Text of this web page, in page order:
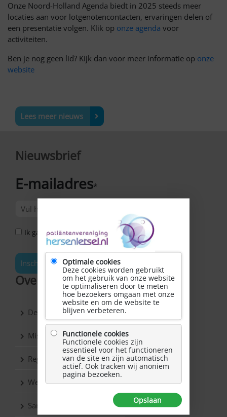
Onze Noord-Holland Agenda biedt in 2025 steeds meer
locaties aan voor lotgenotencontacten, ervaringen delen of
een presentatie volgen. Klik op onze agenda voor
activiteiten.
Ben je nog geen lid? Kijk dan voor meer informatie op onze
website
Lees meer nieuws
Nieuwsbrief
E-mailadres*
Ik ga akkoord met het Privacy Statement *
Inschrijven
Over Hersenletsel.nl
De vereniging
Missie & Visie
Regio’s
Werkgroepen
Samenwerkingspartners
Optimale cookies
Deze cookies worden gebruikt
om het gebruik van onze website
te optimaliseren door te meten
hoe bezoekers omgaan met onze
website en om de website te
blijven verbeteren.
Functionele cookies
Functionele cookies zijn
essentieel voor het functioneren
van de site en zijn automatisch
actief. Ook tracken wij anoniem
pagina bezoeken.
Opslaan